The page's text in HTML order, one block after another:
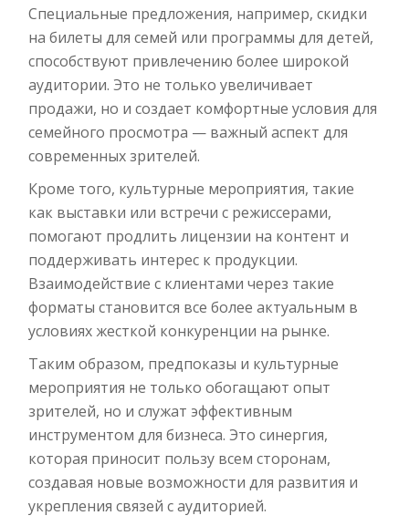
Специальные предложения, например, скидки
на билеты для семей или программы для детей,
способствуют привлечению более широкой
аудитории. Это не только увеличивает
продажи, но и создает комфортные условия для
семейного просмотра — важный аспект для
современных зрителей.
Кроме того, культурные мероприятия, такие
как выставки или встречи с режиссерами,
помогают продлить лицензии на контент и
поддерживать интерес к продукции.
Взаимодействие с клиентами через такие
форматы становится все более актуальным в
условиях жесткой конкуренции на рынке.
Таким образом, предпоказы и культурные
мероприятия не только обогащают опыт
зрителей, но и служат эффективным
инструментом для бизнеса. Это синергия,
которая приносит пользу всем сторонам,
создавая новые возможности для развития и
укрепления связей с аудиторией.